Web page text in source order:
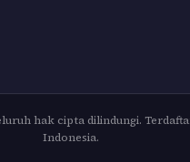
hak cipta dilindungi.
Indonesia.